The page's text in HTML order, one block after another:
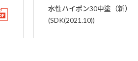
水性ハイポン30中塗（新）
(SDK(2021.10))